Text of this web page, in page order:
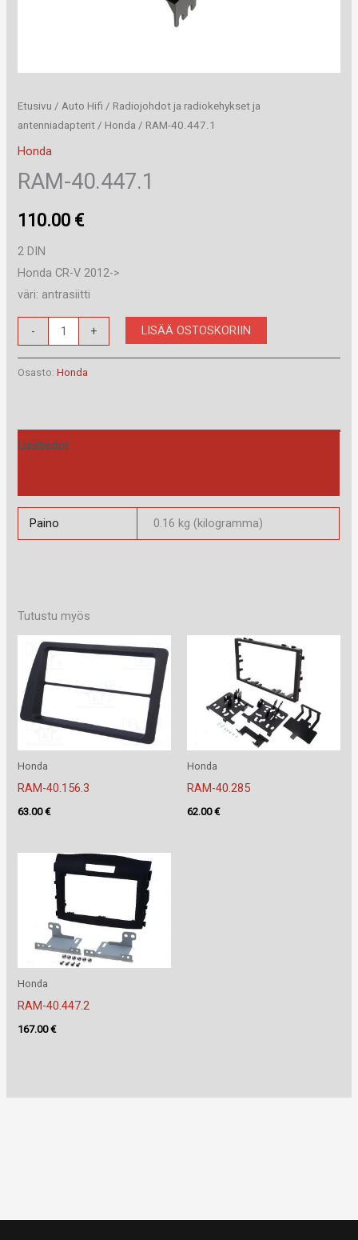
Etusivu / Auto Hifi / Radiojohdot ja radiokehykset ja
antenniadapterit / Honda / RAM-40.447.1
Honda
RAM-40.447.1
110.00 €
2 DIN
Honda CR-V 2012->
väri: antrasiitti
-
40.447.1
määrä
+ LISÄÄ OSTOSKORIIN
Osasto:Honda
Lisätiedot
Paino 0.16 kg (kilogramma)
Tutustu myös
Honda
RAM-40.156.3
63.00€
Honda
RAM-40.285
62.00€
Honda
RAM-40.447.2
167.00€